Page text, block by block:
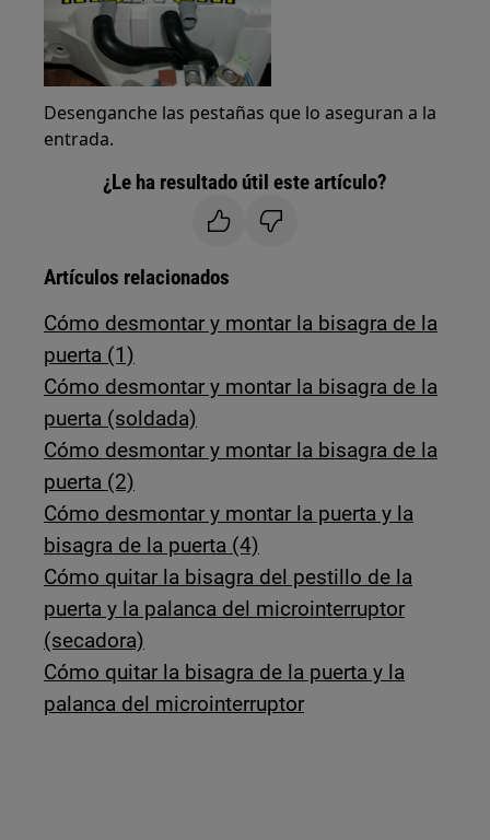
Desenganche las pestañas que lo aseguran a la
entrada.
¿Le ha resultado útil este artículo?
Artículos relacionados
Cómo desmontar y montar la bisagra de la
puerta (1)
Cómo desmontar y montar la bisagra de la
puerta (soldada)
Cómo desmontar y montar la bisagra de la
puerta (2)
Cómo desmontar y montar la puerta y la
bisagra de la puerta (4)
Cómo quitar la bisagra del pestillo de la
puerta y la palanca del microinterruptor
(secadora)
Cómo quitar la bisagra de la puerta y la
palanca del microinterruptor